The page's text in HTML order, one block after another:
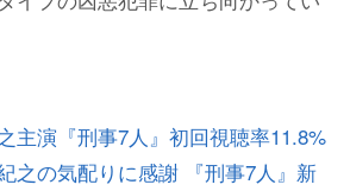
主演『刑事7人』初回視聴率11.8%
之の気配りに感謝 『刑事7人』新